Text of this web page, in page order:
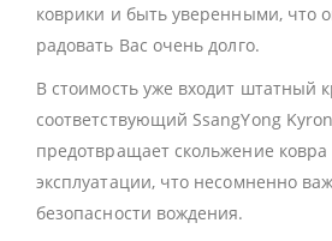
коврики и быть уверенными, что
радовать Вас очень долго.
В стоимость уже входит штатный
соответствующий SsangYong
предотвращает скольжение ковра
эксплуатации, что несомненно
безопасности вождения.